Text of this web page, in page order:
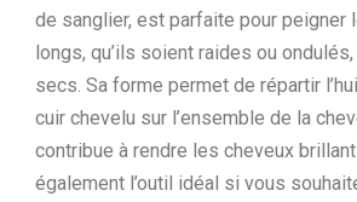
de sanglier, est parfaite pour peigner
longs, qu’ils soient raides ou
secs. Sa forme permet de répartir
cuir chevelu sur l’ensemble de la
contribue à rendre les cheveux
également l’outil idéal si vous